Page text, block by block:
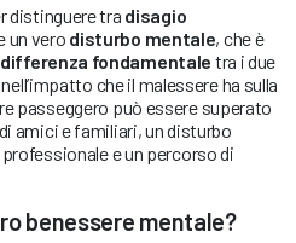
distinguere tra disagio
un vero disturbo mentale, che è
differenza fondamentale tra i due
che il malessere ha sulla
passeggero può essere superato
amici e familiari, un disturbo
e un percorso di
benessere mentale?